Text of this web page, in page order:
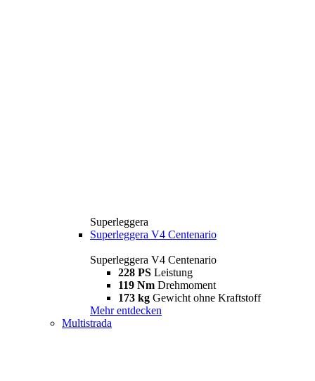
Superleggera
Superleggera V4 Centenario
Superleggera V4 Centenario
228 PS Leistung
119 Nm Drehmoment
173 kg Gewicht ohne Kraftstoff
Mehr entdecken
Multistrada